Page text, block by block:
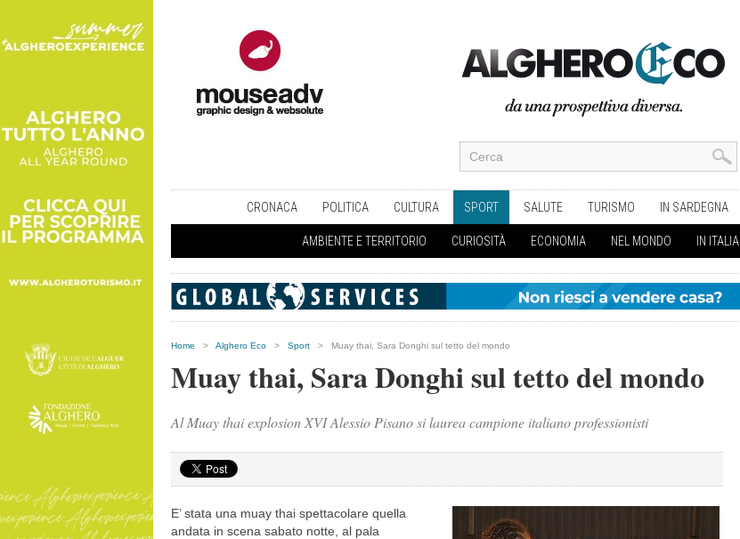
CRONACA POLITICA CULTURA SPORT SALUTE TURISMO IN SARDEGNA
AMBIENTE E TERRITORIO CURIOSITÀ ECONOMIA NEL MONDO IN ITALIA
Home > Alghero Eco > Sport > Muay thai, Sara Donghi sul tetto del mondo
Muay thai, Sara Donghi sul tetto del mondo
Al Muay thai explosion XVI Alessio Pisano si laurea campione italiano professionisti
E’ stata una muay thai spettacolare quella
andata in scena sabato notte, al pala